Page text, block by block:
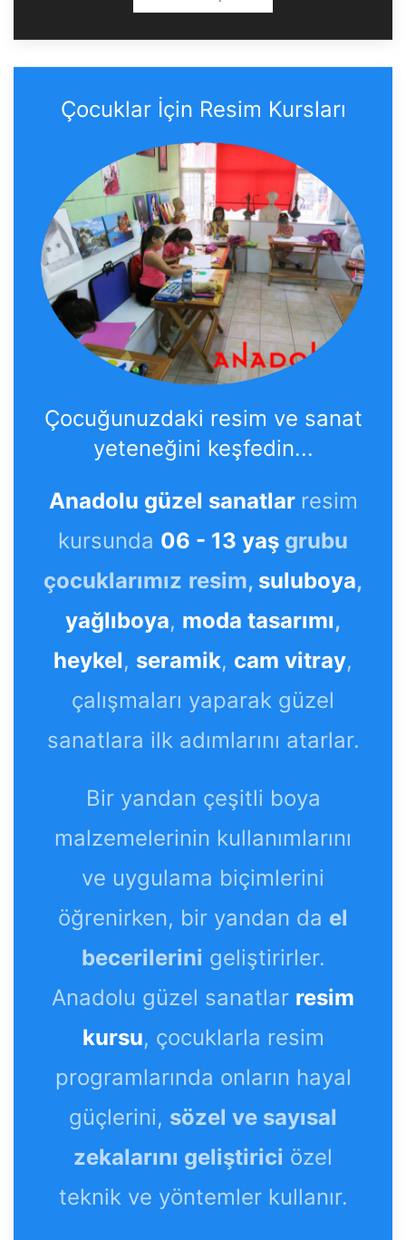
Çocuklar İçin Resim Kursları
Çocuğunuzdaki resim ve sanat
yeteneğini keşfedin...
Anadolu güzel sanatlar resim
kursunda 06 - 13 yaş grubu
çocuklarımız resim, suluboya,
yağlıboya, moda tasarımı,
heykel, seramik, cam vitray,
çalışmaları yaparak güzel
sanatlara ilk adımlarını atarlar.
Bir yandan çeşitli boya
malzemelerinin kullanımlarını
ve uygulama biçimlerini
öğrenirken, bir yandan da el
becerilerini geliştirirler.
Anadolu güzel sanatlar resim
kursu, çocuklarla resim
programlarında onların hayal
güçlerini, sözel ve sayısal
zekalarını geliştirici özel
teknik ve yöntemler kullanır.